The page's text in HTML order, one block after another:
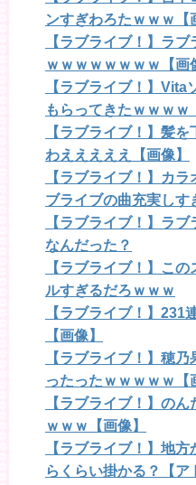
ンすぎわろたｗｗｗ【
【ラブライブ！】ラ
ｗｗｗｗｗｗｗｗ【画
【ラブライブ！】Vita
もらってきたｗｗｗｗ
【ラブライブ！】髪
わえええええ【画像】
【ラブライブ！】カ
ブライブの曲充実しす
【ラブライブ！】ラ
なんだった？
【ラブライブ！】こ
ルすぎるだろｗｗｗ
【ラブライブ！】231
【画像】
【ラブライブ！】穂
ったったｗｗｗｗｗ【
【ラブライブ！】の
ｗｗｗ【画像】
【ラブライブ！】地
らくらい掛かる？【ア